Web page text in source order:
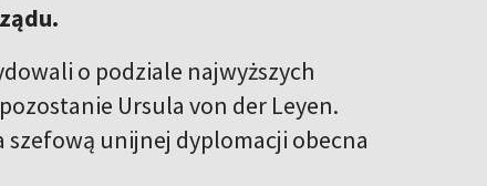
o podziale najwyższych
Ursula von der Leyen.
szefową unijnej dyplomacji obecna